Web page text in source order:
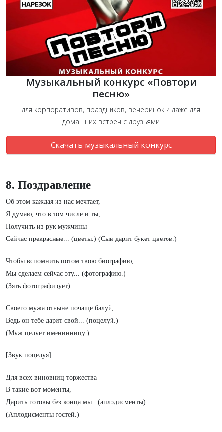
Музыкальный конкурс «Повтори
песню»
для корпоративов, праздников, вечеринок и даже для
домашних встреч с друзьями
Скачать музыкальный конкурс
8. Поздравление
Об этом каждая из нас мечтает,
Я думаю, что в том числе и ты,
Получить из рук мужчины
Сейчас прекрасные... (цветы.) (Сын дарит букет цветов.)
Чтобы вспомнить потом твою биографию,
Мы сделаем сейчас эту... (фотографию.)
(Зять фотографирует)
Своего мужа отныне почаще балуй,
Ведь он тебе дарит свой... (поцелуй.)
(Муж целует именинницу.)
[Звук поцелуя]
Для всех виновниц торжества
В такие вот моменты,
Дарить готовы без конца мы...(аплодисменты)
(Аплодисменты гостей.)